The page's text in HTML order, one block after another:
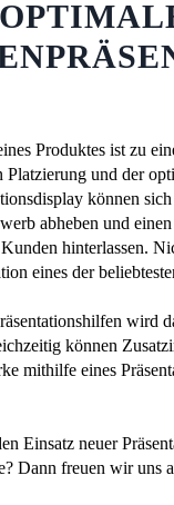
Produktes ist zu
Platzierung und der
können
abheben und
hinterlassen.
eines der
wird
können
mithilfe eines
Einsatz neuer
Dann freuen wir uns